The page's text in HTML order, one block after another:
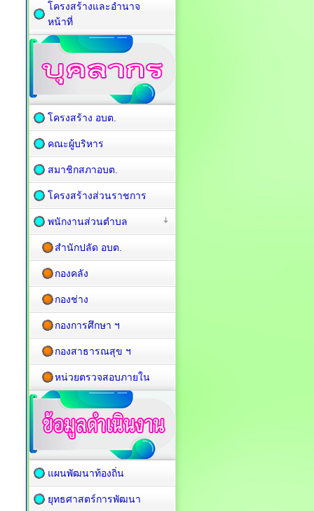
โครงสร้างและอำนาจ
หน้าที่
โครงสร้าง อบต.
คณะผู้บริหาร
สมาชิกสภาอบต.
โครงสร้างส่วนราชการ
พนักงานส่วนตำบล
สำนักปลัด อบต.
กองคลัง
กองช่าง
กองการศึกษา ฯ
กองสาธารณสุข ฯ
หน่วยตรวจสอบภายใน
แผนพัฒนาท้องถิ่น
ยุทธศาสตร์การพัฒนา